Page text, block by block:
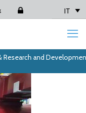
IT
Research and